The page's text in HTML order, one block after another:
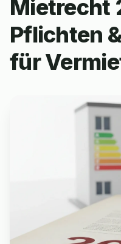
Mietrecht
Pflichten
für